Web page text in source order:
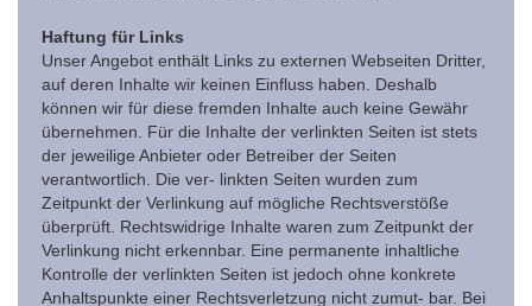
Haftung für Links
Unser Angebot enthält Links zu externen Webseiten Dritter,
auf deren Inhalte wir keinen Einfluss haben. Deshalb
können wir für diese fremden Inhalte auch keine Gewähr
übernehmen. Für die Inhalte der verlinkten Seiten ist stets
der jeweilige Anbieter oder Betreiber der Seiten
verantwortlich. Die ver- linkten Seiten wurden zum
Zeitpunkt der Verlinkung auf mögliche Rechtsverstöße
überprüft. Rechtswidrige Inhalte waren zum Zeitpunkt der
Verlinkung nicht erkennbar. Eine permanente inhaltliche
Kontrolle der verlinkten Seiten ist jedoch ohne konkrete
Anhaltspunkte einer Rechtsverletzung nicht zumut- bar. Bei